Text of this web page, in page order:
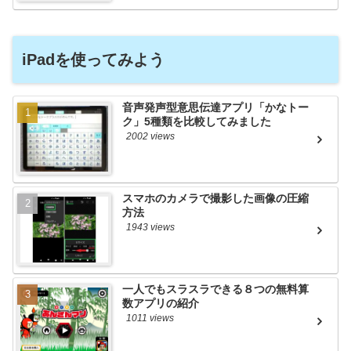
iPadを使ってみよう
音声発声型意思伝達アプリ「かなトー
ク」5種類を比較してみました
2002 views
スマホのカメラで撮影した画像の圧縮
方法
1943 views
一人でもスラスラできる８つの無料算
数アプリの紹介
1011 views